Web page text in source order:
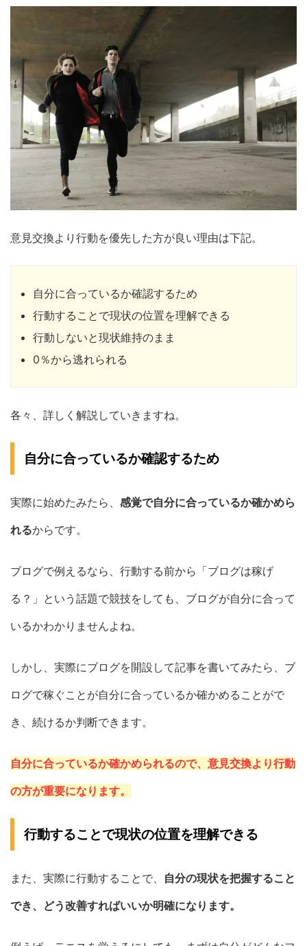
意見交換より行動を優先した方が良い理由は下記。
自分に合っているか確認するため
行動することで現状の位置を理解できる
行動しないと現状維持のまま
0％から逃れられる
各々、詳しく解説していきますね。
自分に合っているか確認するため
実際に始めたみたら、 感覚で自分に合っているか確かめら
れるからです。
ブログで例えるなら、行動する前から「ブログは稼げ
る？」という話題で競技をしても、ブログが自分に合って
いるかわかりませんよね。
しかし、実際にブログを開設して記事を書いてみたら、ブ
ログで稼ぐことが自分に合っているか確かめることがで
き、続けるか判断できます。
自分に合っているか確かめられるので、意見交換より行動
の方が重要になります。
行動することで現状の位置を理解できる
また、実際に行動することで、 自分の現状を把握すること
でき、どう改善すればいいか明確になります。